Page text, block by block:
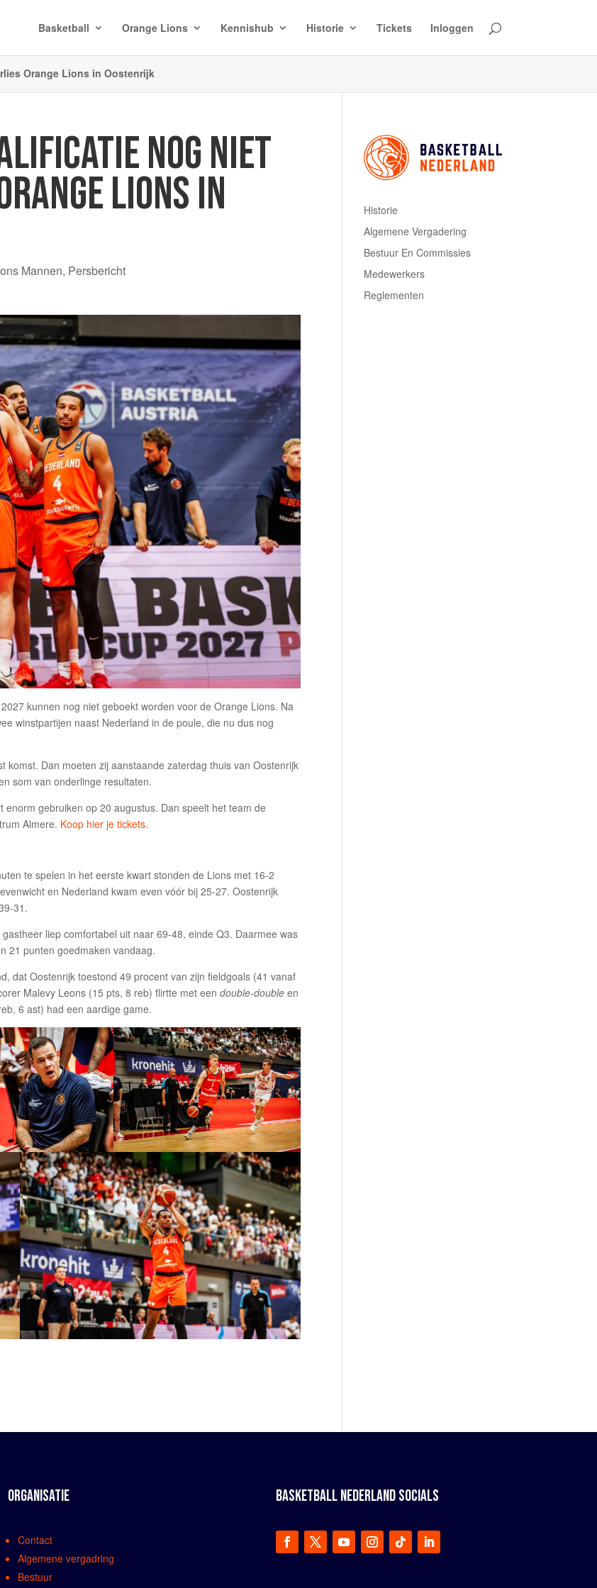
Basketball Orange Lions Kennishub Historie Tickets Inloggen
Orange Lions in Oostenrijk
NOG NIET
LIONS IN
Mannen, Persbericht
kunnen nog niet geboekt worden voor de Orange Lions. Na
winstpartijen naast Nederland in de poule, die nu dus nog
komst. Dan moeten zij aanstaande zaterdag thuis van Oostenrijk
som van onderlinge resultaten.
gebruiken op 20 augustus. Dan speelt het team de
Almere. Koop hier je tickets.
te spelen in het eerste kwart stonden de Lions met 16-2
en Nederland kwam even vóór bij 25-27. Oostenrijk
31.
liep comfortabel uit naar 69-48, einde Q3. Daarmee was
21 punten goedmaken vandaag.
dat Oostenrijk toestond 49 procent van zijn fieldgoals (41 vanaf
Malevy Leons (15 pts, 8 reb) flirtte met eendouble-doubleen
6 ast) had een aardige game.
Historie
Algemene Vergadering
Bestuur En Commissies
Medewerkers
Reglementen
ORGANISATIE
Contact
Algemene vergadring
Bestuur
BASKETBALL NEDERLAND SOCIALS